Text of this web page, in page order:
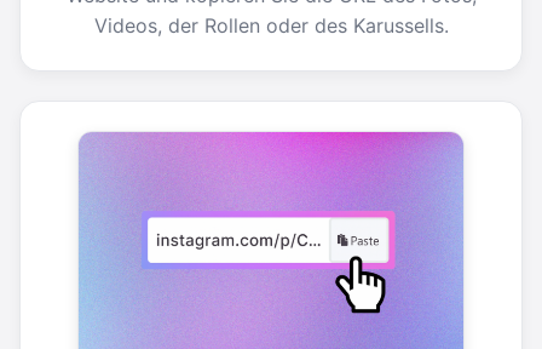
Videos, der Rollen oder des Karussells.